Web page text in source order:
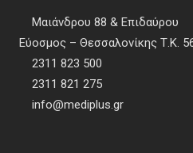
Μαιάνδρου 88 & Επιδαύρου
Εύοσμος – Θεσσαλονίκης Τ.Κ.
2311 823 500
2311 821 275
info@mediplus.gr